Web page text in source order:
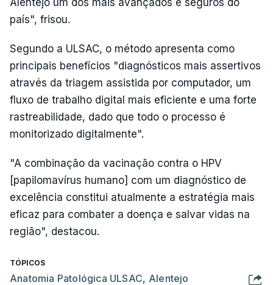
país", frisou.
Segundo a ULSAC, o método apresenta como
principais benefícios "diagnósticos mais assertivos
através da triagem assistida por computador, um
fluxo de trabalho digital mais eficiente e uma forte
rastreabilidade, dado que todo o processo é
monitorizado digitalmente".
"A combinação da vacinação contra o HPV
[papilomavírus humano] com um diagnóstico de
excelência constitui atualmente a estratégia mais
eficaz para combater a doença e salvar vidas na
região", destacou.
TÓPICOS
Anatomia Patológica ULSAC, Alentejo